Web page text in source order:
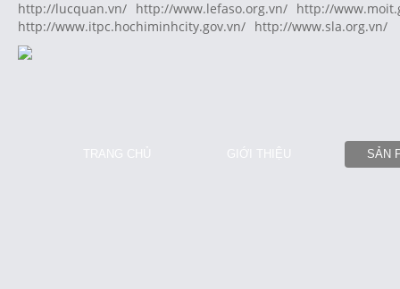
http://lucquan.vn/ http://www.lefaso.org.vn/ http://
http://www.itpc.hochiminhcity.gov.vn/ http://www.sla.org.vn/
TRANG CHỦ GIỚI THIỆU SẢN